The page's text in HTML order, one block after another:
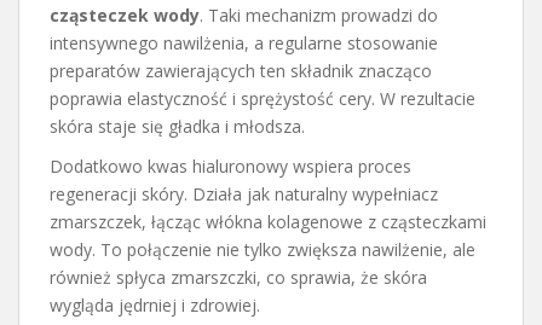
cząsteczek wody. Taki mechanizm prowadzi do
intensywnego nawilżenia, a regularne stosowanie
preparatów zawierających ten składnik znacząco
poprawia elastyczność i sprężystość cery. W rezultacie
skóra staje się gładka i młodsza.
Dodatkowo kwas hialuronowy wspiera proces
regeneracji skóry. Działa jak naturalny wypełniacz
zmarszczek, łącząc włókna kolagenowe z cząsteczkami
wody. To połączenie nie tylko zwiększa nawilżenie, ale
również spłyca zmarszczki, co sprawia, że skóra
wygląda jędrniej i zdrowiej.